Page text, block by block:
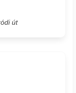
út